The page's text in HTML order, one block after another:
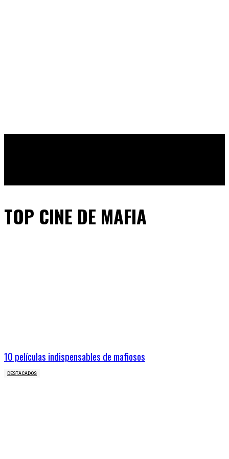
TOP CINE DE MAFIA
10 películas indispensables de mafiosos
DESTACADOS